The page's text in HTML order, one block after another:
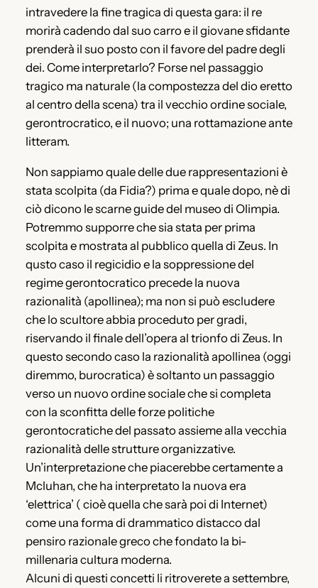
intravedere la fine tragica di questa gara: il re
morirà cadendo dal suo carro e il giovane sfidante
prenderà il suo posto con il favore del padre degli
dei. Come interpretarlo? Forse nel passaggio
tragico ma naturale (la compostezza del dio eretto
al centro della scena) tra il vecchio ordine sociale,
gerontrocratico, e il nuovo; una rottamazione ante
litteram.
Non sappiamo quale delle due rappresentazioni è
stata scolpita (da Fidia?) prima e quale dopo, nè di
ciò dicono le scarne guide del museo di Olimpia.
Potremmo supporre che sia stata per prima
scolpita e mostrata al pubblico quella di Zeus. In
qusto caso il regicidio e la soppressione del
regime gerontocratico precede la nuova
razionalità (apollinea); ma non si può escludere
che lo scultore abbia proceduto per gradi,
riservando il finale dell’opera al trionfo di Zeus. In
questo secondo caso la razionalità apollinea (oggi
diremmo, burocratica) è soltanto un passaggio
verso un nuovo ordine sociale che si completa
con la sconfitta delle forze politiche
gerontocratiche del passato assieme alla vecchia
razionalità delle strutture organizzative.
Un’interpretazione che piacerebbe certamente a
Mcluhan, che ha interpretato la nuova era
‘elettrica’ ( cioè quella che sarà poi di Internet)
come una forma di drammatico distacco dal
pensiro razionale greco che fondato la bi-
millenaria cultura moderna.
Alcuni di questi concetti li ritroverete a settembre,